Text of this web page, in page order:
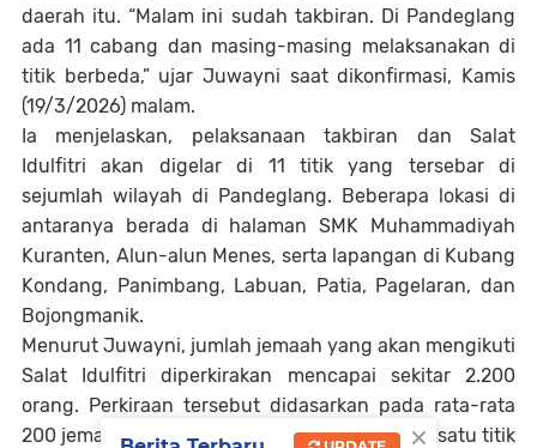
daerah itu. “Malam ini sudah takbiran. Di Pandeglang
ada 11 cabang dan masing-masing melaksanakan di
titik berbeda,” ujar Juwayni saat dikonfirmasi, Kamis
(19/3/2026) malam.
Ia menjelaskan, pelaksanaan takbiran dan Salat
Idulfitri akan digelar di 11 titik yang tersebar di
sejumlah wilayah di Pandeglang. Beberapa lokasi di
antaranya berada di halaman SMK Muhammadiyah
Kuranten, Alun-alun Menes, serta lapangan di Kubang
Kondang, Panimbang, Labuan, Patia, Pagelaran, dan
Bojongmanik.
Menurut Juwayni, jumlah jemaah yang akan mengikuti
Salat Idulfitri diperkirakan mencapai sekitar 2.200
orang. Perkiraan tersebut didasarkan pada rata-rata
200 jemaah di setiap titik pelaksanaan. “Kalau satu titik
×